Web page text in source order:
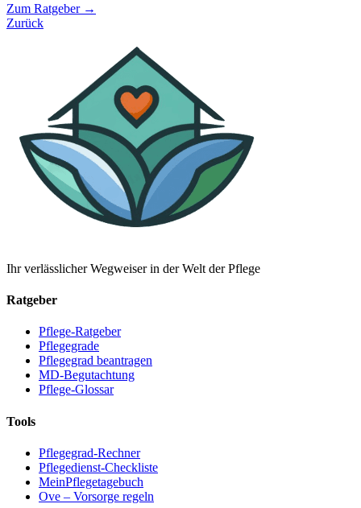
Zum Ratgeber →
Zurück
Ihr verlässlicher Wegweiser in der Welt der Pflege
Ratgeber
Pflege-Ratgeber
Pflegegrade
Pflegegrad beantragen
MD-Begutachtung
Pflege-Glossar
Tools
Pflegegrad-Rechner
Pflegedienst-Checkliste
MeinPflegetagebuch
Ove – Vorsorge regeln